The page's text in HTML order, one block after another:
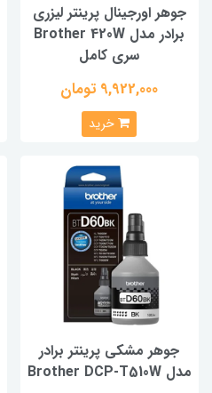
جوهر اورجینال پرینتر لیزری
برادر مدل Brother 420W
سری کامل
9,922,000 تومان
خرید
جوهر مشکی پرینتر برادر
مدل Brother DCP-T510W